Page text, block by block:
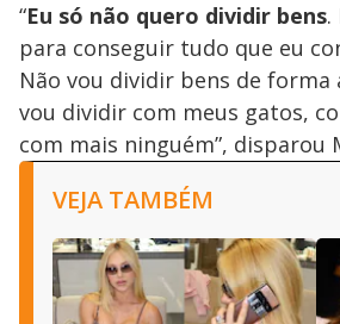
“Eu só não quero dividir bens.
para conseguir tudo que eu
Não vou dividir bens de forma
vou dividir com meus gatos,
com mais ninguém”, disparou
VEJA TAMBÉM